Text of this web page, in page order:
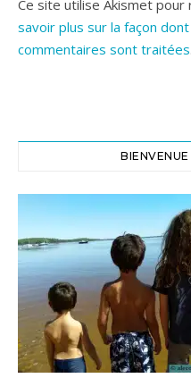
Ce site utilise Akismet pour
savoir plus sur la façon
commentaires sont traitées.